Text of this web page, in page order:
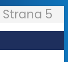
Strana 5